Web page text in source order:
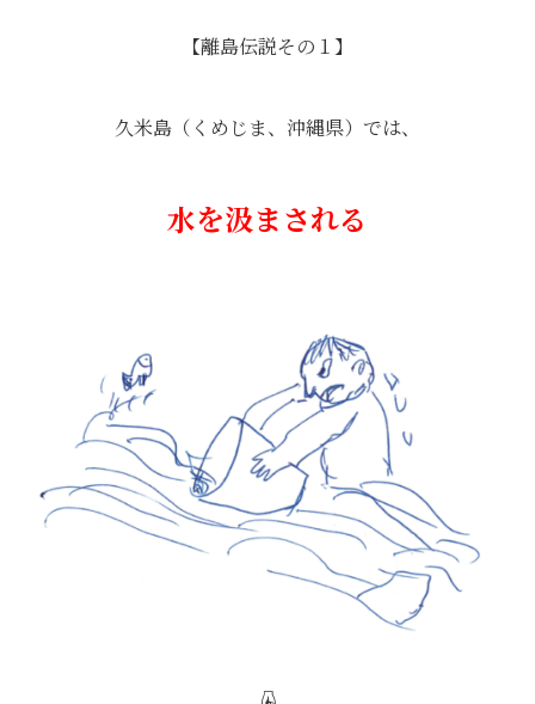
【離島伝説その１】
久米島（くめじま、沖縄県）では、
水を汲まされる